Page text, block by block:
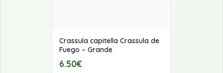
Crassula capitella Crassula de
Fuego – Grande
6.50€